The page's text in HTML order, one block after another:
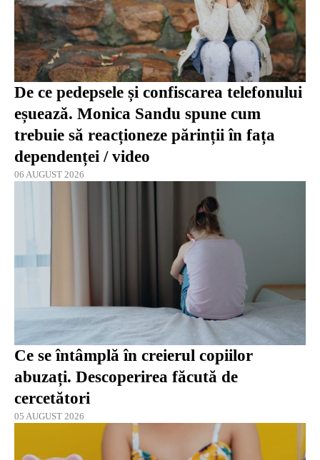
De ce pedepsele și confiscarea telefonului
eșuează. Monica Sandu spune cum
trebuie să reacționeze părinții în fața
dependenței / video
06 AUGUST 2026
Ce se întâmplă în creierul copiilor
abuzați. Descoperirea făcută de
cercetători
05 AUGUST 2026